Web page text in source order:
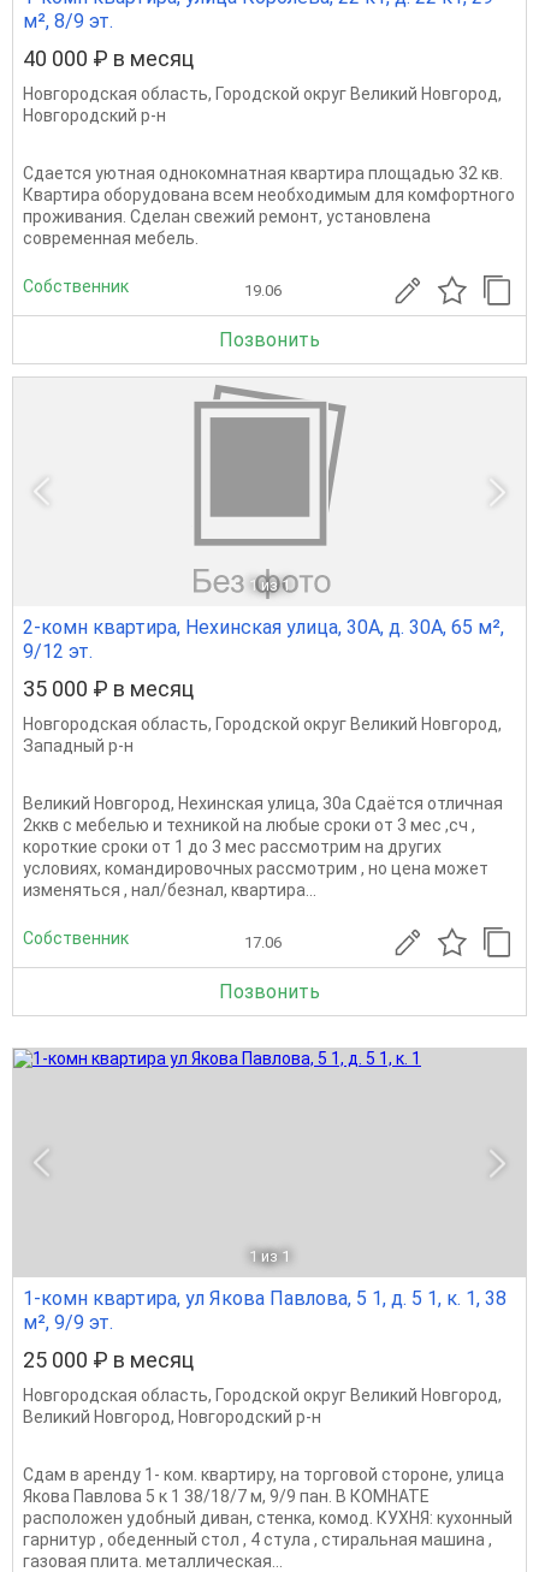
м², 8/9 эт.
40 000 ₽ в месяц
Новгородская область, Городской округ Великий Новгород,
Новгородский р-н
Сдается уютная однокомнатная квартира площадью 32 кв.
Квартира оборудована всем необходимым для комфортного
проживания. Сделан свежий ремонт, установлена
современная мебель.
Собственник 19.06
Позвонить
1 из 1
2-комн квартира, Нехинская улица, 30А, д. 30А, 65 м²,
9/12 эт.
35 000 ₽ в месяц
Новгородская область, Городской округ Великий Новгород,
Западный р-н
Великий Новгород, Нехинская улица, 30а Сдаётся отличная
2ккв с мебелью и техникой на любые сроки от 3 мес ,сч ,
короткие сроки от 1 до 3 мес рассмотрим на других
условиях, командировочных рассмотрим , но цена может
изменяться , нал/безнал, квартира...
Собственник 17.06
Позвонить
1 из 1
1-комн квартира, ул Якова Павлова, 5 1, д. 5 1, к. 1, 38
м², 9/9 эт.
25 000 ₽ в месяц
Новгородская область, Городской округ Великий Новгород,
Великий Новгород, Новгородский р-н
Сдам в аренду 1- ком. квартиру, на торговой стороне, улица
Якова Павлова 5 к 1 38/18/7 м, 9/9 пан. В КОМНАТЕ
расположен удобный диван, стенка, комод. КУХНЯ: кухонный
гарнитур , обеденный стол , 4 стула , стиральная машина ,
газовая плита. металлическая...